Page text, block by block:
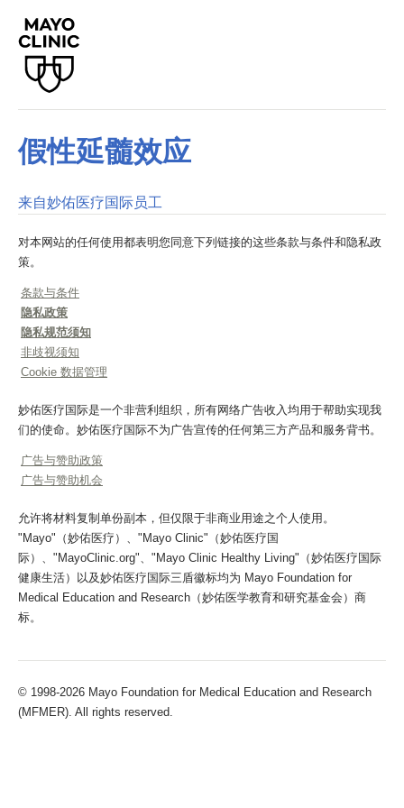
假性延髓效应
来自妙佑医疗国际员工
对本网站的任何使用都表明您同意下列链接的这些条款与条件和隐私政
策。
条款与条件
隐私政策
隐私规范须知
非歧视须知
Cookie 数据管理
妙佑医疗国际是一个非营利组织，所有网络广告收入均用于帮助实现我
们的使命。妙佑医疗国际不为广告宣传的任何第三方产品和服务背书。
广告与赞助政策
广告与赞助机会
允许将材料复制单份副本，但仅限于非商业用途之个人使用。
"Mayo"（妙佑医疗）、"Mayo Clinic"（妙佑医疗国
际）、"MayoClinic.org"、"Mayo Clinic Healthy Living"（妙佑医疗国际
健康生活）以及妙佑医疗国际三盾徽标均为 Mayo Foundation for
Medical Education and Research（妙佑医学教育和研究基金会）商
标。
© 1998-2026 Mayo Foundation for Medical Education and Research
(MFMER). All rights reserved.